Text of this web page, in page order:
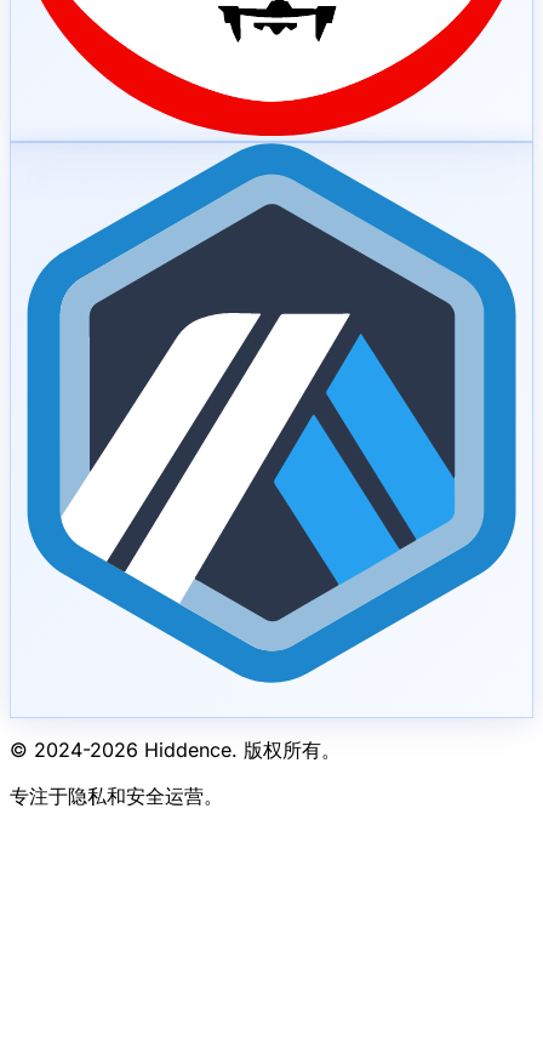
© 2024-2026 Hiddence. 版权所有。
专注于隐私和安全运营。